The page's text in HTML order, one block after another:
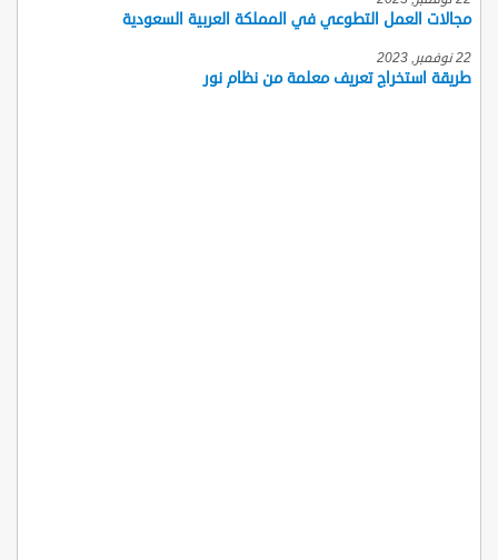
مجالات العمل التطوعي في المملكة العربية السعودية
22 نوفمبر, 2023
طريقة استخراج تعريف معلمة من نظام نور